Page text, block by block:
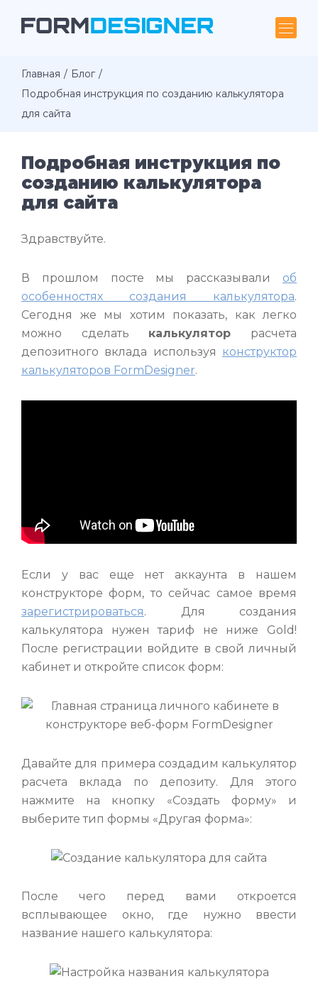
Главная
Блог
Подробная инструкция по созданию калькулятора
для сайта
Подробная инструкция по
созданию калькулятора
для сайта
Здравствуйте.
В прошлом посте мы рассказывали об
особенностях создания калькулятора.
Сегодня же мы хотим показать, как легко
можно сделать калькулятор расчета
депозитного вклада используя конструктор
калькуляторов FormDesigner.
Если у вас еще нет аккаунта в нашем
конструкторе форм, то сейчас самое время
зарегистрироваться. Для создания
калькулятора нужен тариф не ниже Gold!
После регистрации войдите в свой личный
кабинет и откройте список форм:
Давайте для примера создадим калькулятор
расчета вклада по депозиту. Для этого
нажмите на кнопку «Создать форму» и
выберите тип формы «Другая форма»:
После чего перед вами откроется
всплывающее окно, где нужно ввести
название нашего калькулятора: